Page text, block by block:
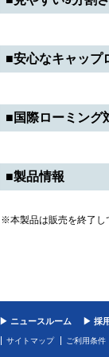
■安心なキャップ
■国際ローミング
■製品情報
※本製品は販売を終了し
▶ ニュースルーム ▶ 採
サイトマップ ご利用条件